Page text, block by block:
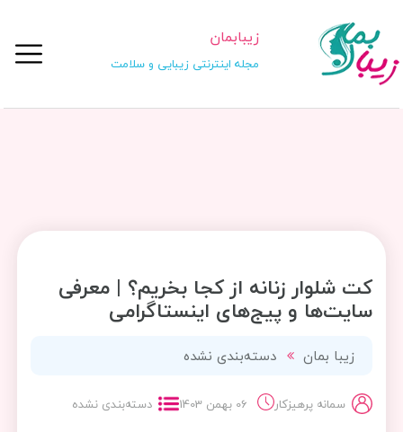
زیبابمان
مجله اینترنتی زیبایی و سلامت
کت شلوار زنانه از کجا بخریم؟ | معرفی
سایت‌ها و پیج‌های اینستاگرامی
زیبا بمان دسته‌بندی نشده
سمانه پرهیزکار 06 بهمن 1403 دسته‌بندی نشده